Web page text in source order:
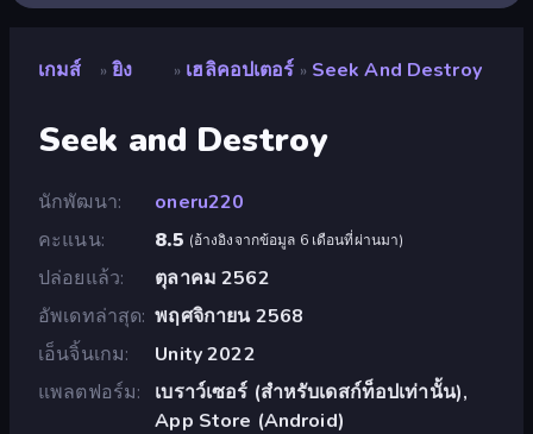
เกมส์ » ยิง » เฮลิคอปเตอร์ » Seek And Destroy
Seek and Destroy
นักพัฒนา
oneru220
คะแนน
8.5 (อ้างอิงจากข้อมูล 6 เดือนที่ผ่านมา)
ปล่อยแล้ว
ตุลาคม 2562
อัพเดทล่าสุด พฤศจิกายน 2568
เอ็นจิ้นเกม
Unity 2022
แพลตฟอร์ม
เบราว์เซอร์ (สำหรับเดสก์ท็อปเท่านั้น),
App Store (Android)